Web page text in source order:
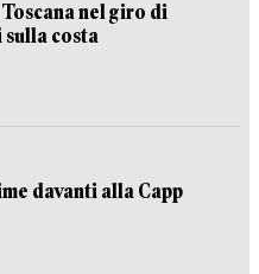
nel giro di
sulla costa
davanti alla Capp